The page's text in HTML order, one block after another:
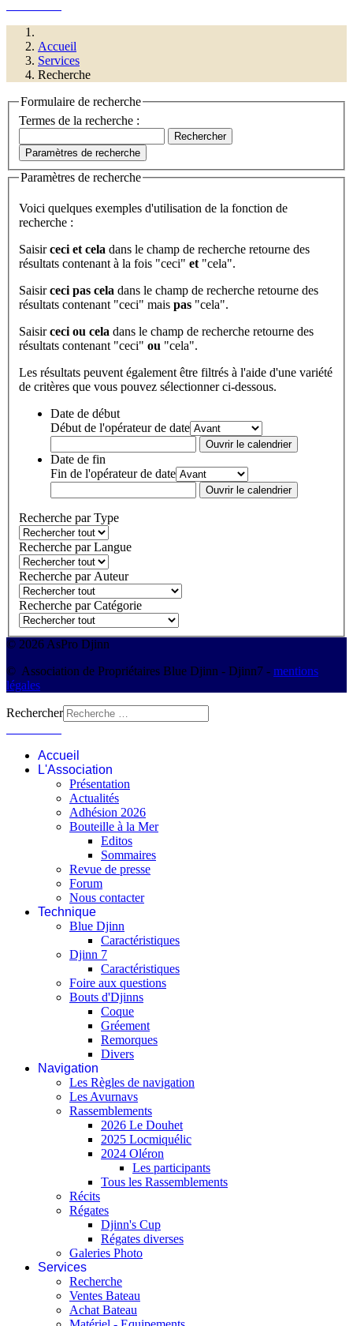
Accueil
Services
Recherche
Formulaire de recherche
Termes de la recherche :
Rechercher
Paramètres de recherche
Paramètres de recherche
Voici quelques exemples d'utilisation de la fonction de
recherche :
Saisirceci et cela dans le champ de recherche retourne des
résultats contenant à la fois "ceci" et "cela".
Saisirceci pas cela dans le champ de recherche retourne des
résultats contenant "ceci" mais pas "cela".
Saisirceci ou cela dans le champ de recherche retourne des
résultats contenant "ceci" ou "cela".
Les résultats peuvent également être filtrés à l'aide d'une variété
de critères que vous pouvez sélectionner ci-dessous.
Date de début
Début de l'opérateur de date
Ouvrir le calendrier
Date de fin
Fin de l'opérateur de date
Ouvrir le calendrier
Recherche par Type
Recherche par Langue
Recherche par Auteur
Recherche par Catégorie
© 2026 AsPro Djinn
© Association de Propriétaires Blue Djinn - Djinn7 - mentions
légales
Rechercher
Accueil
L'Association
Présentation
Actualités
Adhésion 2026
Bouteille à la Mer
Editos
Sommaires
Revue de presse
Forum
Nous contacter
Technique
Blue Djinn
Caractéristiques
Djinn 7
Caractéristiques
Foire aux questions
Bouts d'Djinns
Coque
Gréement
Remorques
Divers
Navigation
Les Règles de navigation
Les Avurnavs
Rassemblements
2026 Le Douhet
2025 Locmiquélic
2024 Oléron
Les participants
Tous les Rassemblements
Récits
Régates
Djinn's Cup
Régates diverses
Galeries Photo
Services
Recherche
Ventes Bateau
Achat Bateau